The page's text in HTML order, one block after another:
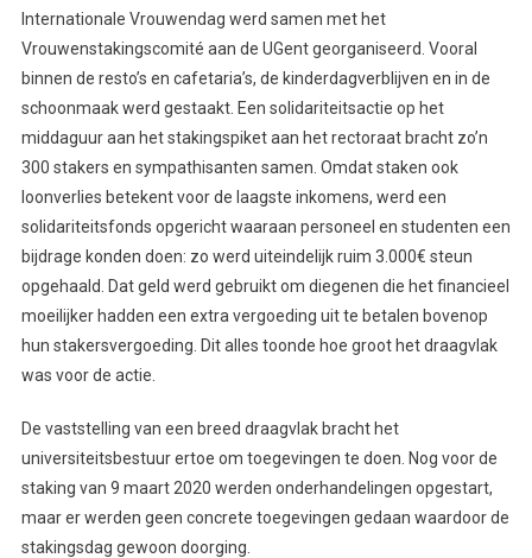
Internationale Vrouwendag werd samen met het
Vrouwenstakingscomité aan de UGent georganiseerd. Vooral
binnen de resto’s en cafetaria’s, de kinderdagverblijven en in de
schoonmaak werd gestaakt. Een solidariteitsactie op het
middaguur aan het stakingspiket aan het rectoraat bracht zo’n
300 stakers en sympathisanten samen. Omdat staken ook
loonverlies betekent voor de laagste inkomens, werd een
solidariteitsfonds opgericht waaraan personeel en studenten een
bijdrage konden doen: zo werd uiteindelijk ruim 3.000€ steun
opgehaald. Dat geld werd gebruikt om diegenen die het financieel
moeilijker hadden een extra vergoeding uit te betalen bovenop
hun stakersvergoeding. Dit alles toonde hoe groot het draagvlak
was voor de actie.
De vaststelling van een breed draagvlak bracht het
universiteitsbestuur ertoe om toegevingen te doen. Nog voor de
staking van 9 maart 2020 werden onderhandelingen opgestart,
maar er werden geen concrete toegevingen gedaan waardoor de
stakingsdag gewoon doorging.